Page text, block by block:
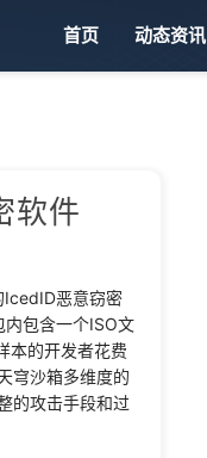
首页 动态资讯
软件
IcedID恶意窃密
包含一个ISO文
本的开发者花费
穹沙箱多维度的
的攻击手段和过